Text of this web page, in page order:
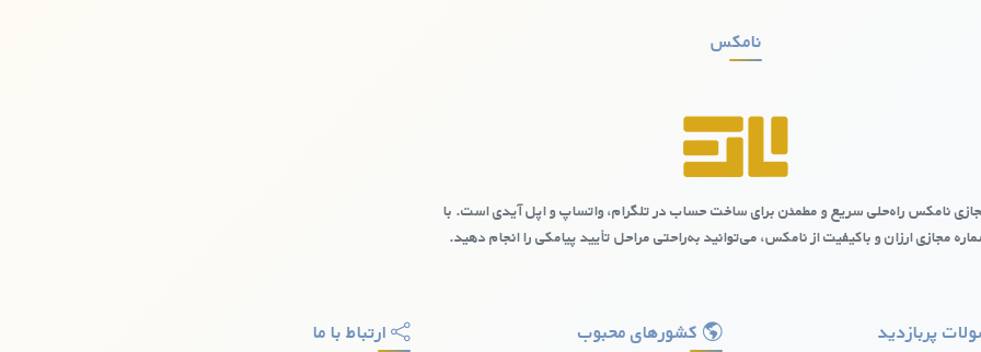
و محدودیت‌ها
نامکس
نامکس راه‌حلی سریع و مطمئن برای ساخت حساب در تلگرام، واتساپ و اپل آیدی است. با
مجازی ارزان و باکیفیت از نامکس، می‌توانید به‌راحتی مراحل تأیید پیامکی را انجام دهید.
پربازدید کشورهای محبوب ارتباط با ما